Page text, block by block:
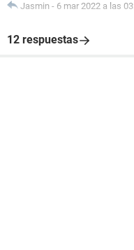
Jasmin - 6 mar 2022 a las
12 respuestas